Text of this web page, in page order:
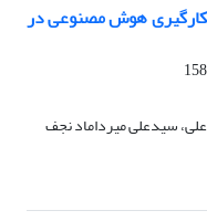
هوش مصنوعی در
سیدعلی میرداماد نجف